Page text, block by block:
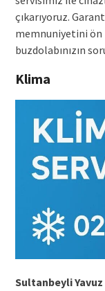
çıkarıyoruz.
memnuniyetini
buzdolabınızın
Klima
Sultanbeyli